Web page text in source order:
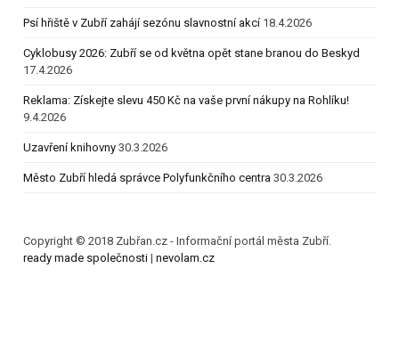
Psí hřiště v Zubří zahájí sezónu slavnostní akcí 18.4.2026
Cyklobusy 2026: Zubří se od května opět stane branou do Beskyd
17.4.2026
Reklama: Získejte slevu 450 Kč na vaše první nákupy na Rohlíku!
9.4.2026
Uzavření knihovny 30.3.2026
Město Zubří hledá správce Polyfunkčního centra 30.3.2026
Copyright © 2018 Zubřan.cz - Informační portál města Zubří.
ready made společnosti | nevolam.cz